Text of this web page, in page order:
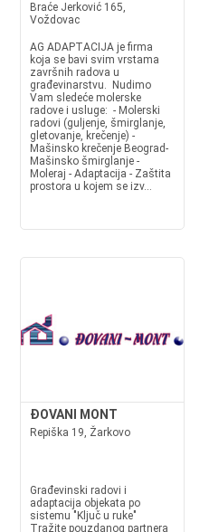
Braće Jerković 165,
Voždovac
AG ADAPTACIJA je firma
koja se bavi svim vrstama
završnih radova u
građevinarstvu. Nudimo
Vam sledeće molerske
radove i usluge: - Molerski
radovi (guljenje, šmirglanje,
gletovanje, krečenje) -
Mašinsko krečenje Beograd-
Mašinsko šmirglanje -
Moleraj - Adaptacija - Zaštita
prostora u kojem se izv...
ĐOVANI MONT
Repiška 19, Žarkovo
Građevinski radovi i
adaptacija objekata po
sistemu "Ključ u ruke"
Tražite pouzdanog partnera